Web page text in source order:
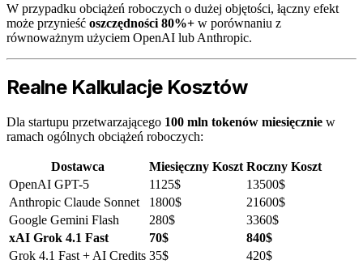
W przypadku obciążeń roboczych o dużej objętości, łączny efekt
może przynieść oszczędności 80%+ w porównaniu z
równoważnym użyciem OpenAI lub Anthropic.
Realne Kalkulacje Kosztów
Dla startupu przetwarzającego 100 mln tokenów miesięcznie w
ramach ogólnych obciążeń roboczych:
Dostawca Miesięczny Koszt Roczny Koszt
OpenAI GPT-5
1125$
13500$
Anthropic Claude Sonnet
1800$
21600$
Google Gemini Flash
280$
3360$
xAI Grok 4.1 Fast
70$
840$
Grok 4.1 Fast + AI Credits 35$ 420$